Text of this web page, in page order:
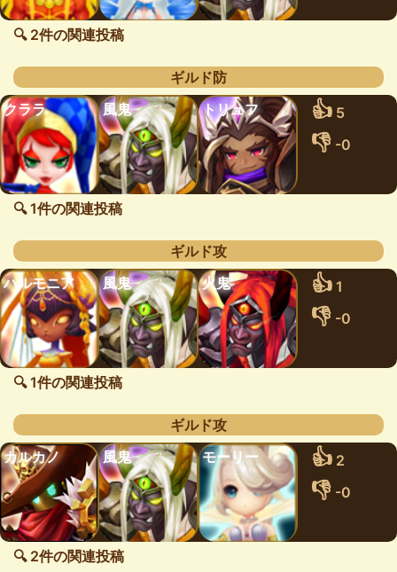
🔍 2件の関連投稿
ギルド防
クララ
風鬼 トリュフ 👍 5
👎 -0
🔍 1件の関連投稿
ギルド攻
ハルモニア
風鬼 火鬼 👍 1
👎 -0
🔍 1件の関連投稿
ギルド攻
カルカノ
風鬼 モーリー 👍 2
👎 -0
🔍 2件の関連投稿